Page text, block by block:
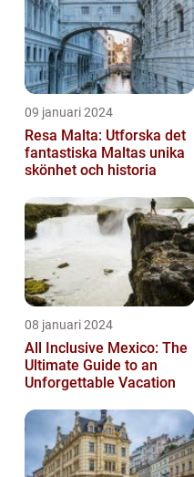
09 januari 2024
Resa Malta: Utforska det
fantastiska Maltas unika
skönhet och historia
08 januari 2024
All Inclusive Mexico: The
Ultimate Guide to an
Unforgettable Vacation